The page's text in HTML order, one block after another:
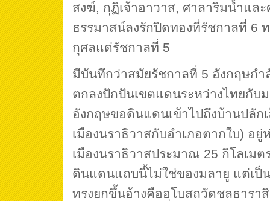
สงฆ์, กุฏิเจ้าอาวาส, ศาลาริมน้ำแล
ธรรมาสน์ลงรักปิดทองที่รัชกาลที่ 6
กุศลแด่รัชกาลที่ 5
มีบันทึกว่าสมัยรัชกาลที่ 5 อังกฤษกำ
ตกลงปักปันเขตแดนระหว่างไทยกับ
อังกฤษขอดินแดนเข้าไปถึงบ้านปลัก
เมืองนราธิวาสกับอำเภอตากใบ) อยู่
เมืองนราธิวาสประมาณ 25 กิโลเมต
ดินแดนแถบนี้ไม่ใช่ของมลายู แต่เ
ทรงยกขึ้นอ้างคืออุโบสถวัดชลธารา